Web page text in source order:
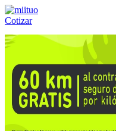
Cotizar
Llámanos al:(55) 84-21-05-00